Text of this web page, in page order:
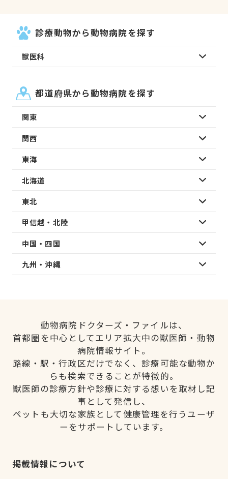
診療動物から動物病院を探す
獣医科
都道府県から動物病院を探す
関東
関西
東海
北海道
東北
甲信越・北陸
中国・四国
九州・沖縄
動物病院ドクターズ・ファイルは、
首都圏を中心としてエリア拡大中の獣医師・動物
病院情報サイト。
路線・駅・行政区だけでなく、診療可能な動物か
らも検索できることが特徴的。
獣医師の診療方針や診療に対する想いを取材し記
事として発信し、
ペットも大切な家族として健康管理を行うユーザ
ーをサポートしています。
掲載情報について